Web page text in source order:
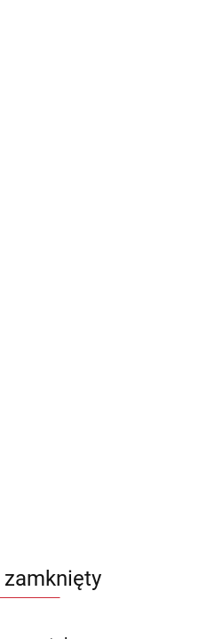
zamknięty